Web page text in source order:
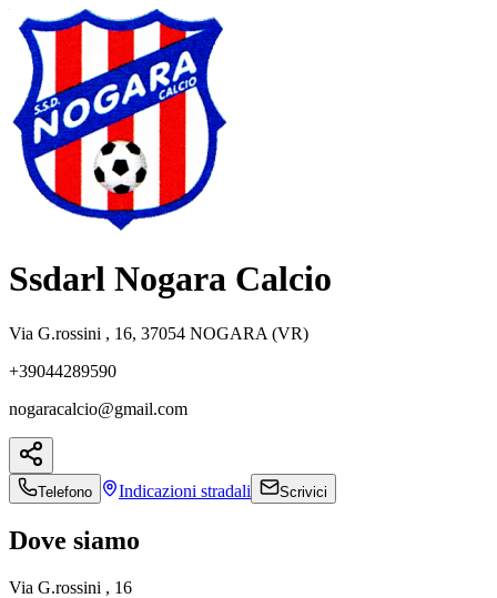
Ssdarl Nogara Calcio
Via G.rossini , 16, 37054 NOGARA (VR)
+39044289590
nogaracalcio@gmail.com
Telefono Indicazioni stradali Scrivici
Dove siamo
Via G.rossini , 16